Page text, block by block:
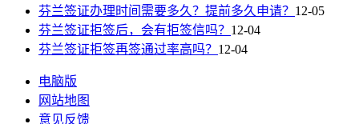
芬兰签证办理时间需要多久？提前多久申请？ 12-05
芬兰签证拒签后，会有拒签信吗？ 12-04
芬兰签证拒签再签通过率高吗？ 12-04
电脑版
网站地图
意见反馈